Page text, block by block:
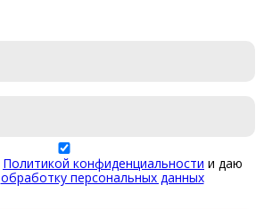
Политикой конфиденциальности и даю
обработку персональных данных